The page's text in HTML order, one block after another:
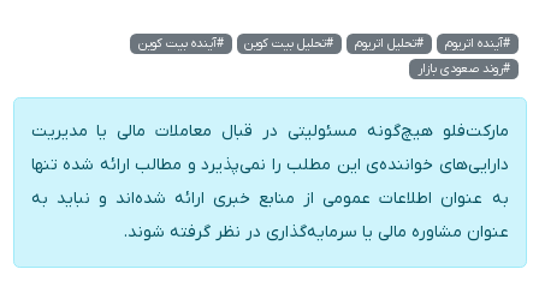
#آینده اتریوم #تحلیل اتریوم #تحلیل بیت کوین
#آینده بیت کوین
#روند صعودی بازار
مارکت‌فلو هیچ‌گونه مسئولیتی در قبال معاملات مالی یا مدیریت
دارایی‌های خواننده‌ی این مطلب را نمی‌پذیرد و مطالب ارائه شده تنها
به عنوان اطلاعات عمومی از منابع خبری ارائه شده‌اند و نباید به
عنوان مشاوره مالی یا سرمایه‌گذاری در نظر گرفته شوند.